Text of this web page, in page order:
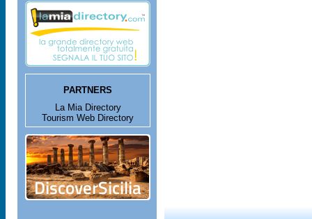
PARTNERS
La Mia Directory
Tourism Web Directory